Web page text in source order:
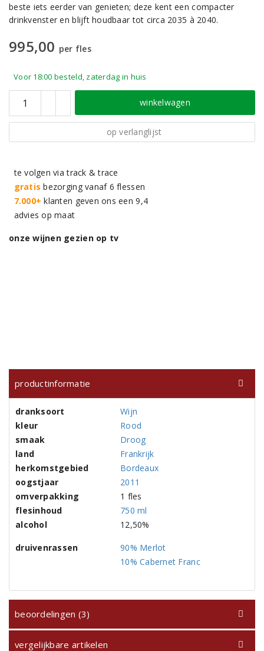
beste iets eerder van genieten; deze kent een compacter
drinkvenster en blijft houdbaar tot circa 2035 à 2040.
995,00 per fles
Voor 18:00 besteld, zaterdag in huis
winkelwagen
op verlanglijst
te volgen via track & trace
gratis bezorging vanaf 6 flessen
7.000+ klanten geven ons een 9,4
advies op maat
onze wijnen gezien op tv
productinformatie
dranksoort
Wijn
kleur
Rood
smaak
Droog
land
Frankrijk
herkomstgebied
Bordeaux
oogstjaar
2011
omverpakking
1 fles
flesinhoud
750 ml
alcohol
12,50%
druivenrassen
90% Merlot
10% Cabernet Franc
beoordelingen (3)
vergelijkbare artikelen